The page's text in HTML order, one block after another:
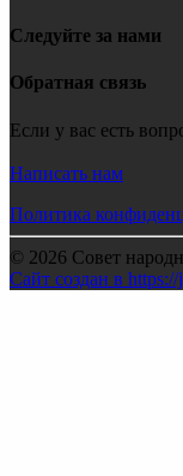
Следуйте за нами
Обратная связь
Если у вас есть
Написать нам
Политика
© 2026 Совет
Сайт создан в